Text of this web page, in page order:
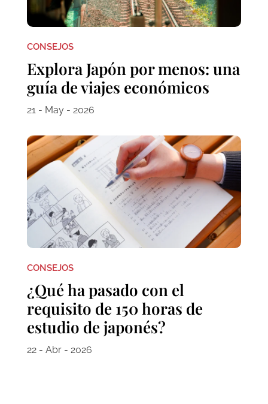
CONSEJOS
Explora Japón por menos: una
guía de viajes económicos
21 - May - 2026
CONSEJOS
¿Qué ha pasado con el
requisito de 150 horas de
estudio de japonés?
22 - Abr - 2026